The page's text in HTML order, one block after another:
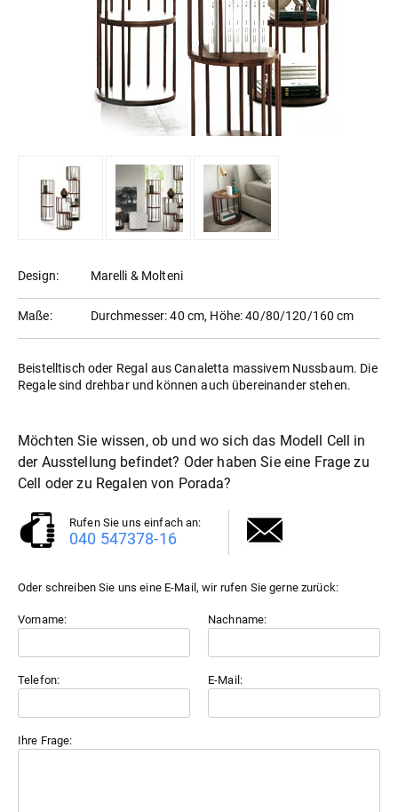
Design: Marelli & Molteni
Maße: Durchmesser: 40 cm, Höhe: 40/80/120/160 cm
Beistelltisch oder Regal aus Canaletta massivem Nussbaum. Die
Regale sind drehbar und können auch übereinander stehen.
Möchten Sie wissen, ob und wo sich das Modell Cell in
der Ausstellung befindet? Oder haben Sie eine Frage zu
Cell oder zu Regale von Porada?
Rufen Sie uns einfach an:
040 547378-16
Oder schreiben Sie uns eine E-Mail, wir rufen Sie gerne zurück:
Vorname: Nachname:
Telefon: E-Mail:
Ihre Frage: